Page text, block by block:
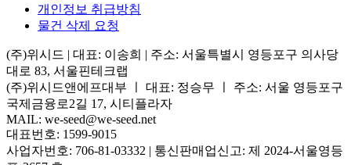
개인정보 취급방침
물건 삭제 요청
(주)위시드 | 대표: 이송희 | 주소: 서울특별시 영등포구 의사당
대로 83, 서울핀테크랩
(주)위시드앤에프대부 ㅣ 대표: 정승무 ㅣ 주소: 서울 영등포구
국제금융로2길 17, 시티플라자
MAIL: we-seed@we-seed.net
대표번호: 1599-9015
사업자번호: 706-81-03332 | 통신판매업신고: 제 2024-서울영등